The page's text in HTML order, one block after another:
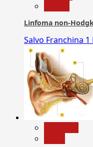
Linfoma non-
Salvo Franchina 1